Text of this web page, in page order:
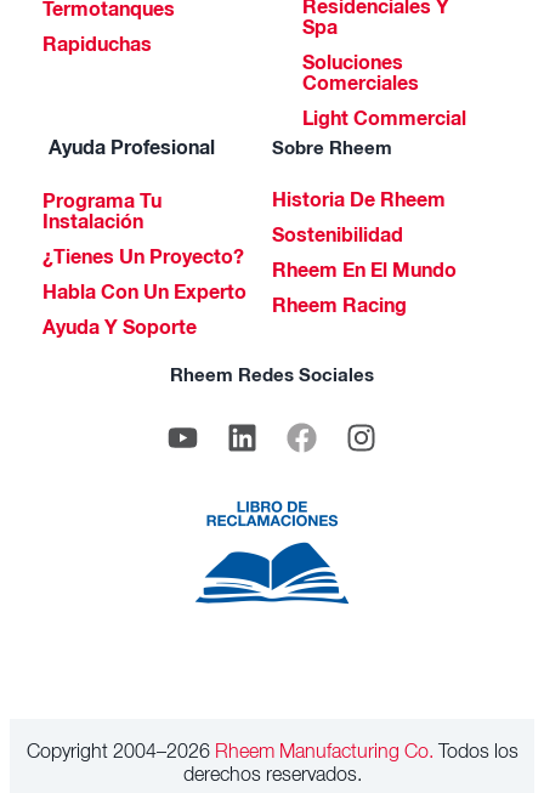
Termotanques
Rapiduchas
Residenciales Y
Spa
Soluciones
Comerciales
Light Commercial
Ayuda Profesional
Programa Tu
Instalación
¿Tienes Un Proyecto?
Habla Con Un Experto
Ayuda Y Soporte
Sobre Rheem
Historia De Rheem
Sostenibilidad
Rheem En El Mundo
Rheem Racing
Rheem Redes Sociales
Copyright 2004–2026Rheem Manufacturing Co. Todos los
derechos reservados.